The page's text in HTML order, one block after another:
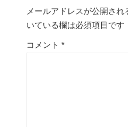
メールアドレスが公開され
いている欄は必須項目です
コメント *